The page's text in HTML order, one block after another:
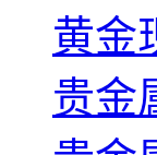
黄金
贵金